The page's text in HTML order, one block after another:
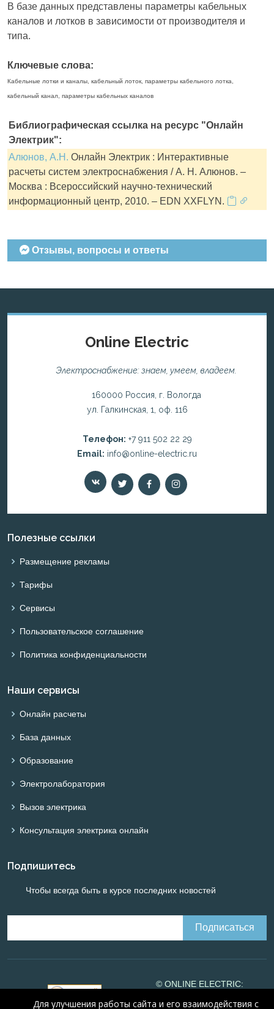
В базе данных представлены параметры кабельных
каналов и лотков в зависимости от производителя и
типа.
Ключевые слова:
Кабельные лотки и каналы, кабельный лоток, параметры кабельного лотка,
кабельный канал, параметры кабельных каналов
Библиографическая ссылка на ресурс "Онлайн
Электрик":
Алюнов, А.Н. Онлайн Электрик : Интерактивные
расчеты систем электроснабжения / А. Н. Алюнов. –
Москва : Всероссийский научно-технический
информационный центр, 2010. – EDN XXFLYN.
Отзывы, вопросы и ответы
Online Electric
Электроснабжение: знаем, умеем, владеем.
160000 Россия, г. Вологда
ул. Галкинская, 1, оф. 116
Телефон: +7 911 502 22 29
Email: info@online-electric.ru
Полезные ссылки
Размещение рекламы
Тарифы
Сервисы
Пользовательское соглашение
Политика конфиденциальности
Наши сервисы
Онлайн расчеты
База данных
Образование
Электролаборатория
Вызов электрика
Консультация электрика онлайн
Подпишитесь
Чтобы всегда быть в курсе последних новостей
© ONLINE ELECTRIC:
Для улучшения работы сайта и его взаимодействия с